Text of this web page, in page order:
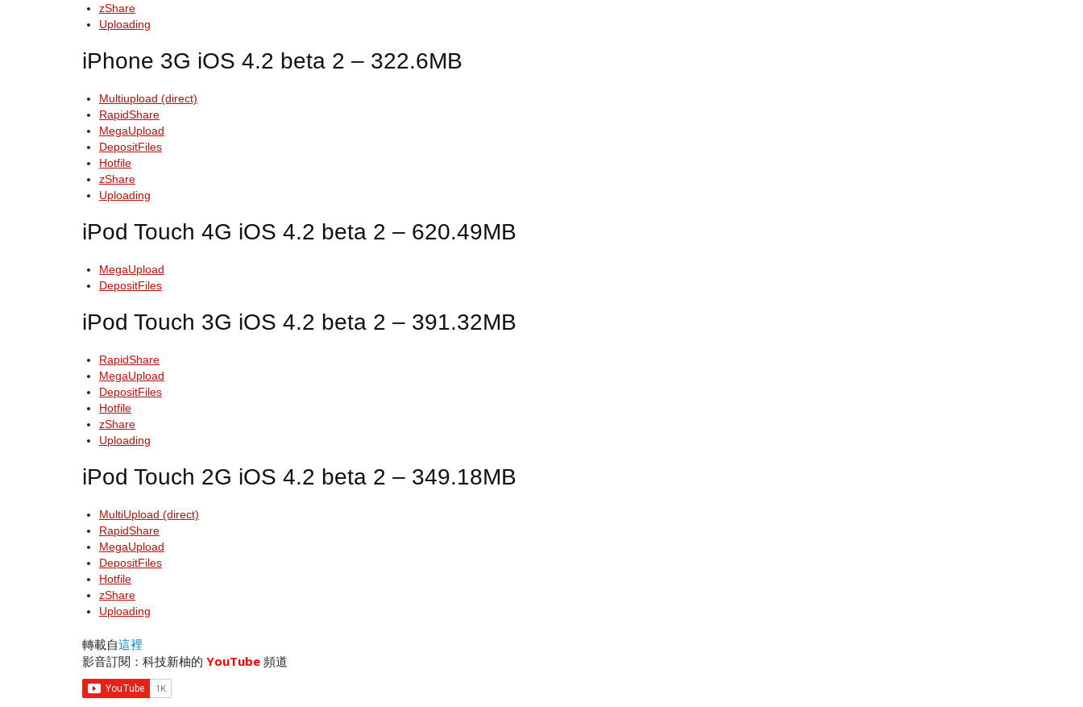
zShare
Uploading
iPhone 3G iOS 4.2 beta 2 – 322.6MB
Multiupload (direct)
RapidShare
MegaUpload
DepositFiles
Hotfile
zShare
Uploading
iPod Touch 4G iOS 4.2 beta 2 – 620.49MB
MegaUpload
DepositFiles
iPod Touch 3G iOS 4.2 beta 2 – 391.32MB
RapidShare
MegaUpload
DepositFiles
Hotfile
zShare
Uploading
iPod Touch 2G iOS 4.2 beta 2 – 349.18MB
MultiUpload (direct)
RapidShare
MegaUpload
DepositFiles
Hotfile
zShare
Uploading
轉載自這裡
影音訂閱：科技新柚的 YouTube 頻道